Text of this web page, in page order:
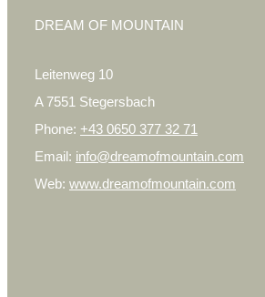
DREAM OF MOUNTAIN
Leitenweg 10
A 7551 Stegersbach
Phone: +43 0650 377 32 71
Email: info@dreamofmountain.com
Web: www.dreamofmountain.com